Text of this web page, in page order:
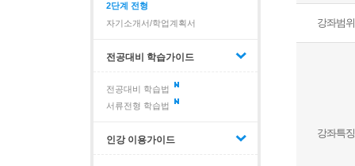
2단계 전형
자기소개서/학업계획서
전공대비 학습가이드
전공대비 학습법
서류전형 학습법
인강 이용가이드
강좌범위
강좌특징